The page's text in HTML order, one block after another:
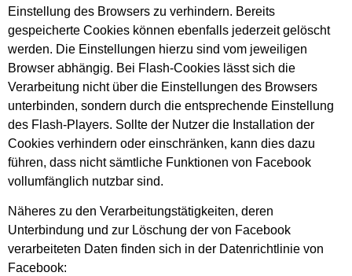
Einstellung des Browsers zu verhindern. Bereits
gespeicherte Cookies können ebenfalls jederzeit gelöscht
werden. Die Einstellungen hierzu sind vom jeweiligen
Browser abhängig. Bei Flash-Cookies lässt sich die
Verarbeitung nicht über die Einstellungen des Browsers
unterbinden, sondern durch die entsprechende Einstellung
des Flash-Players. Sollte der Nutzer die Installation der
Cookies verhindern oder einschränken, kann dies dazu
führen, dass nicht sämtliche Funktionen von Facebook
vollumfänglich nutzbar sind.
Näheres zu den Verarbeitungstätigkeiten, deren
Unterbindung und zur Löschung der von Facebook
verarbeiteten Daten finden sich in der Datenrichtlinie von
Facebook: